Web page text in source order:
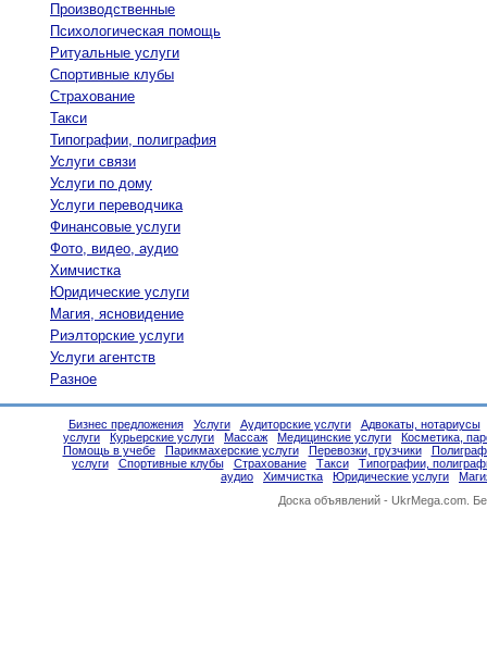
Производственные
Психологическая помощь
Ритуальные услуги
Спортивные клубы
Страхование
Такси
Типографии, полиграфия
Услуги связи
Услуги по дому
Услуги переводчика
Финансовые услуги
Фото, видео, аудио
Химчистка
Юридические услуги
Магия, ясновидение
Риэлторские услуги
Услуги агентств
Разное
Бизнес предложения Услуги Аудиторские услуги
Адвокаты, нотариусы
услуги
Курьерские услуги Массаж Медицинские услуги
Косметика,
Помощь в учебе
Парикмахерские услуги Перевозки, грузчики
услуги
Спортивные клубы Страхование Такси
Типографии,
аудио
Химчистка Юридические услуги
Доска объявлений - UkrMega.com.